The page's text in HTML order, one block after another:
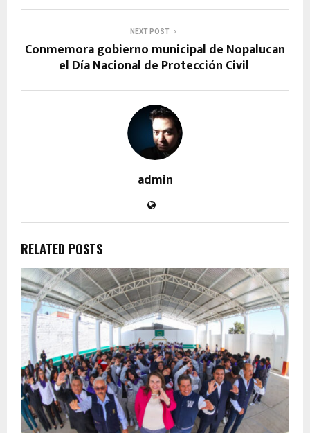
NEXT POST
Conmemora gobierno municipal de Nopalucan
el Día Nacional de Protección Civil
admin
RELATED POSTS